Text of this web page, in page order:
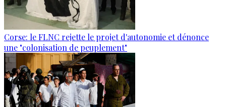
Corse: le FLNC rejette le projet d'autonomie et dénonce
une "colonisation de peuplement"